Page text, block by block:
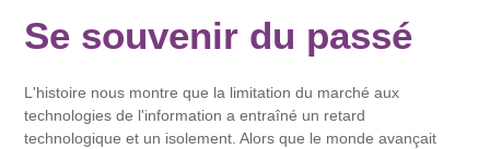
Se souvenir du passé
L'histoire nous montre que la limitation du marché aux
technologies de l'information a entraîné un retard
technologique et un isolement. Alors que le monde avançait